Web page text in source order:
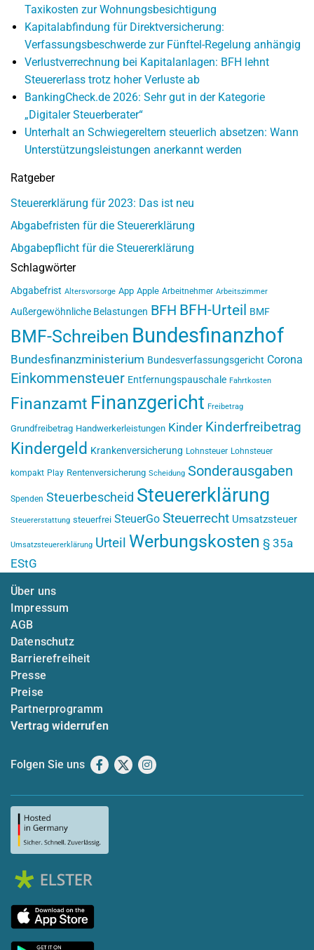
Taxikosten zur Wohnungsbesichtigung
Kapitalabfindung für Direktversicherung:
Verfassungsbeschwerde zur Fünftel-Regelung anhängig
Verlustverrechnung bei Kapitalanlagen: BFH lehnt
Steuererlass trotz hoher Verluste ab
BankingCheck.de 2026: Sehr gut in der Kategorie
„Digitaler Steuerberater“
Unterhalt an Schwiegereltern steuerlich absetzen: Wann
Unterstützungsleistungen anerkannt werden
Ratgeber
Steuererklärung für 2023: Das ist neu
Abgabefristen für die Steuererklärung
Abgabepflicht für die Steuererklärung
Schlagwörter
Abgabefrist Altersvorsorge App Apple Arbeitnehmer Arbeitszimmer
Außergewöhnliche Belastungen BFH BFH-Urteil BMF
BMF-Schreiben Bundesfinanzhof
Bundesfinanzministerium Bundesverfassungsgericht Corona
Einkommensteuer Entfernungspauschale Fahrtkosten
Finanzamt Finanzgericht Freibetrag
Grundfreibetrag Handwerkerleistungen Kinder Kinderfreibetrag
Kindergeld Krankenversicherung Lohnsteuer Lohnsteuer
kompakt Play Rentenversicherung Scheidung Sonderausgaben
Spenden Steuerbescheid Steuererklärung
Steuererstattung steuerfrei SteuerGo Steuerrecht Umsatzsteuer
Umsatzsteuererklärung Urteil Werbungskosten § 35a
EStG
Über uns
Impressum
AGB
Datenschutz
Barrierefreiheit
Presse
Preise
Partnerprogramm
Vertrag widerrufen
Folgen Sie uns Facebook
X Instagram